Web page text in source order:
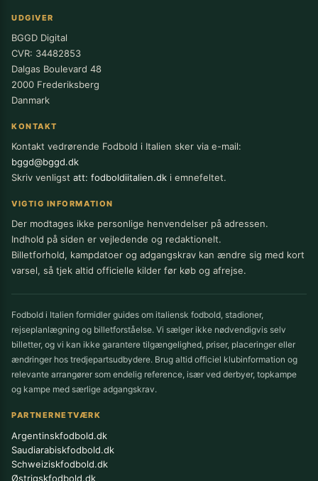
UDGIVER
BGGD Digital
CVR: 34482853
Dalgas Boulevard 48
2000 Frederiksberg
Danmark
KONTAKT
Kontakt vedrørende Fodbold i Italien sker via e-mail:
bggd@bggd.dk
Skriv venligst att: fodboldiitalien.dk i emnefeltet.
VIGTIG INFORMATION
Der modtages ikke personlige henvendelser på adressen.
Indhold på siden er vejledende og redaktionelt.
Billetforhold, kampdatoer og adgangskrav kan ændre sig med kort
varsel, så tjek altid officielle kilder før køb og afrejse.
Fodbold i Italien formidler guides om italiensk fodbold, stadioner,
rejseplanlægning og billetforståelse. Vi sælger ikke nødvendigvis selv
billetter, og vi kan ikke garantere tilgængelighed, priser, placeringer eller
ændringer hos tredjepartsudbydere. Brug altid officiel klubinformation og
relevante arrangører som endelig reference, især ved derbyer, topkampe
og kampe med særlige adgangskrav.
PARTNERNETVÆRK
Argentinskfodbold.dk
Saudiarabiskfodbold.dk
Schweiziskfodbold.dk
Østrigskfodbold.dk